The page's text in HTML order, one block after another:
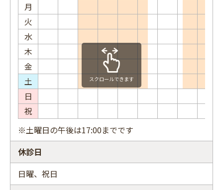
月
火
水
木
金
土
日
祝
スクロールできます
※土曜日の午後は17:00までです
休診日
日曜、祝日